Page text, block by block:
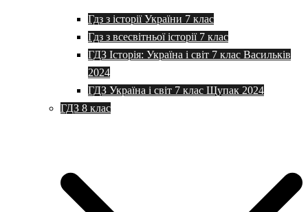
Гдз з історії України 7 клас
Гдз з всесвітньої історії 7 клас
ГДЗ Історія: Україна і світ 7 клас Васильків
2024
ГДЗ Україна і світ 7 клас Щупак 2024
ГДЗ 8 клас